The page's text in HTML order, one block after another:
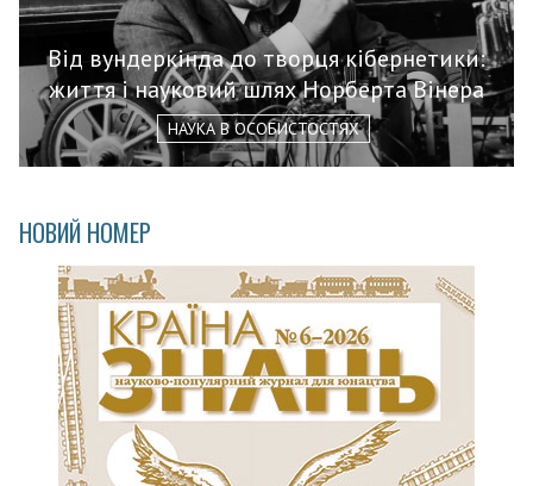
Від вундеркінда до творця кібернетики:
життя і науковий шлях Норберта Вінера
НАУКА В ОСОБИСТОСТЯХ
НОВИЙ НОМЕР